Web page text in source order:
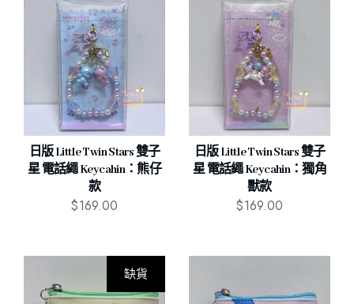
日版 Little Twin Stars 雙子
星 電話繩 Keycahin：熊仔
款
$169.00
日版 Little Twin Stars 雙子
星 電話繩 Keycahin：獨角
獸款
$169.00
缺貨